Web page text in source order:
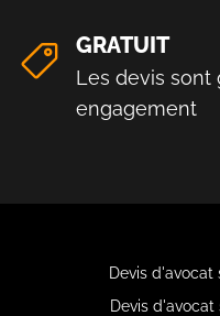
GRATUIT
Les devis sont
engagement
Devis d'avocat
Devis